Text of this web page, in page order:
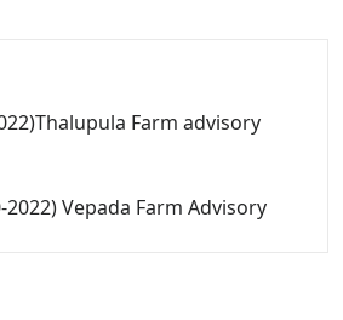
Farm advisory
2022) Vepada Farm Advisory